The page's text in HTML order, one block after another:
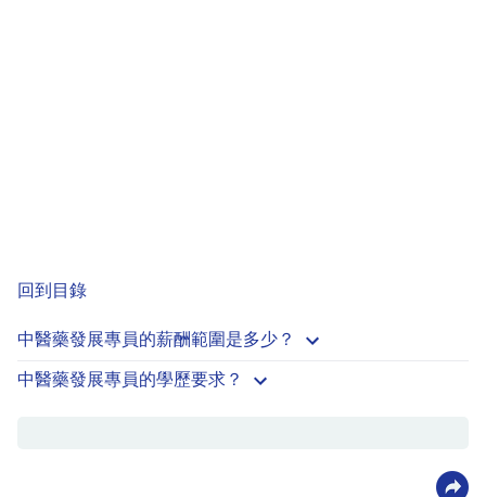
回到目錄
中醫藥發展專員的薪酬範圍是多少？
中醫藥發展專員的學歷要求？